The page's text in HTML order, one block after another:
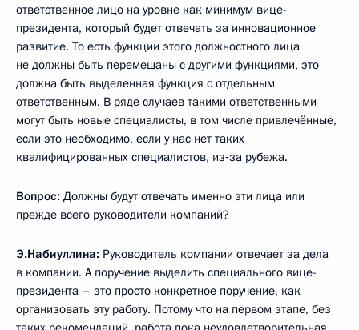
ответственное лицо на уровне как минимум вице-
президента, который будет отвечать за инновационное
развитие. То есть функции этого должностного лица
не должны быть перемешаны с другими функциями, это
должна быть выделенная функция с отдельным
ответственным. В ряде случаев такими ответственными
могут быть новые специалисты, в том числе привлечённые,
если это необходимо, если у нас нет таких
квалифицированных специалистов, из‑за рубежа.
Вопрос: Должны будут отвечать именно эти лица или
прежде всего руководители компаний?
Э.Набиуллина: Руководитель компании отвечает за дела
в компании. А поручение выделить специального вице-
президента – это просто конкретное поручение, как
организовать эту работу. Потому что на первом этапе, без